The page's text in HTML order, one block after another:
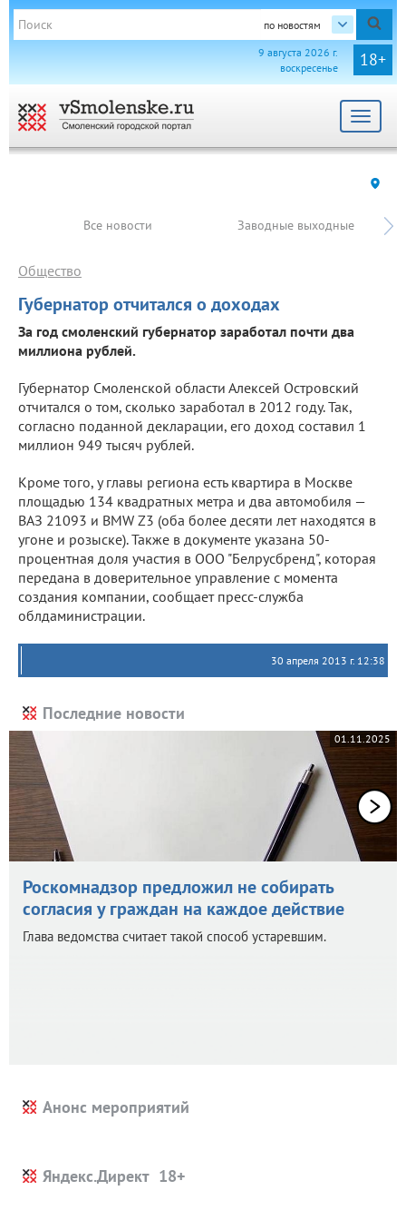
по новостям
18+
9 августа 2026 г.
воскресенье
Toggle
Все новости Заводные выходные
Губернатор отчитался о доходах
Общество
За год смоленский губернатор заработал почти два
миллиона рублей.
Губернатор Смоленской области Алексей Островский
отчитался о том, сколько заработал в 2012 году. Так,
согласно поданной декларации, его доход составил 1
миллион 949 тысяч рублей.
Кроме того, у главы региона есть квартира в Москве
площадью 134 квадратных метра и два автомобиля —
ВАЗ 21093 и BMW Z3 (оба более десяти лет находятся в
угоне и розыске). Также в документе указана 50-
процентная доля участия в ООО "Белрусбренд", которая
передана в доверительное управление с момента
создания компании, сообщает пресс-служба
облдаминистрации.
30 апреля 2013 г. 12:38
Последние новости
01.11.2025
Роскомнадзор предложил не собирать
согласия у граждан на каждое действие
Глава ведомства считает такой способ устаревшим.
Анонс мероприятий
Яндекс.Директ